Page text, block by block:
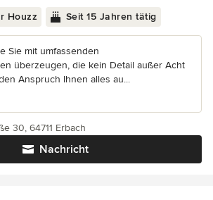
Houzz Seit 15 Jahren tätig
Sie mit umfassenden
überzeugen, die kein Detail außer Acht
Anspruch Ihnen alles au...
Nachricht
30, 64711 Erbach